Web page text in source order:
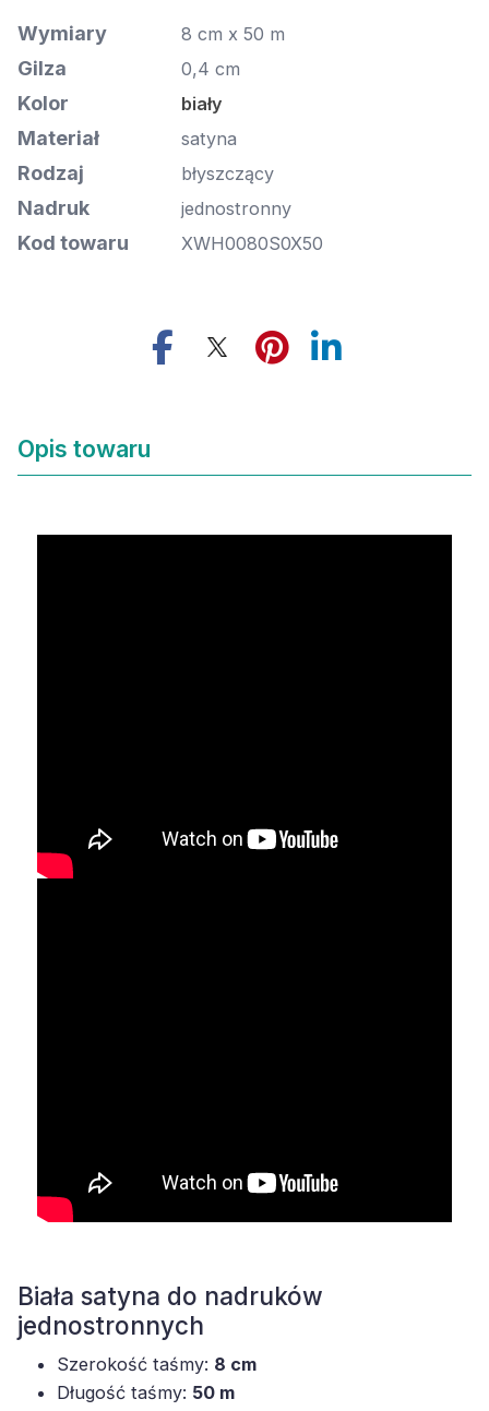
Wymiary 8 cm x 50 m
Gilza 0,4 cm
Kolor biały
Materiał satyna
Rodzaj błyszczący
Nadruk jednostronny
Kod towaru XWH0080S0X50
Opis towaru
Biała satyna do nadruków
jednostronnych
Szerokość taśmy: 8 cm
Długość taśmy: 50 m